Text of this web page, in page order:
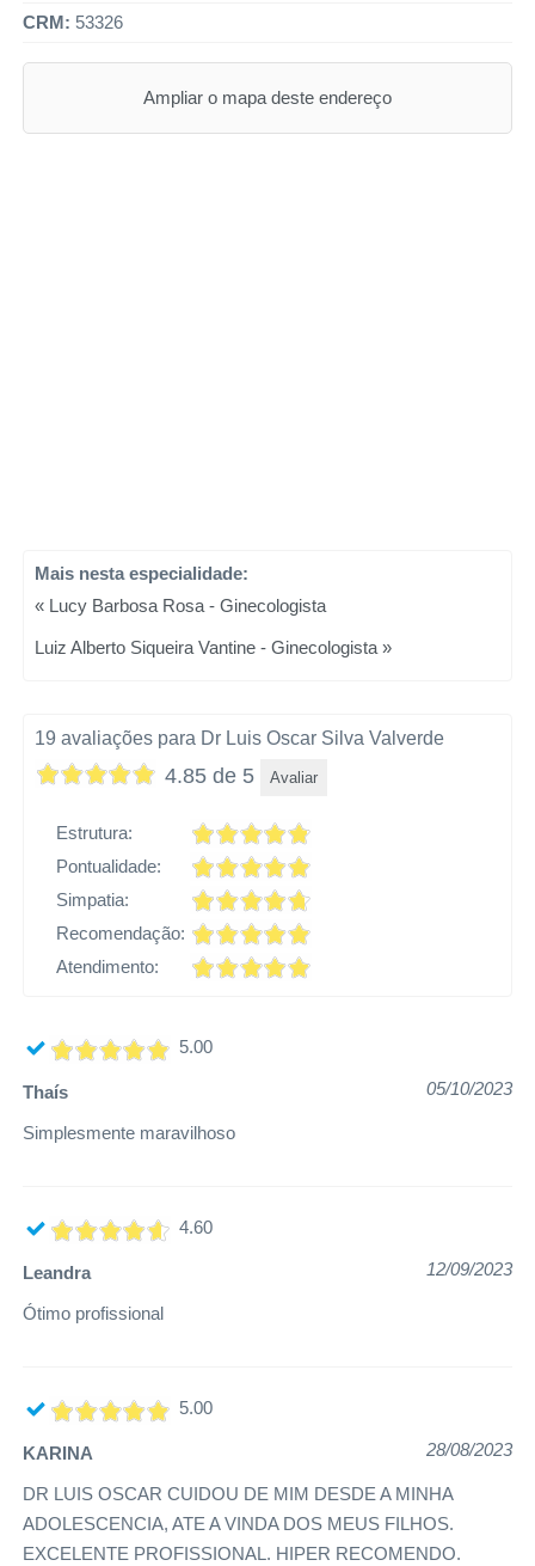
CRM: 53326
Ampliar o mapa deste endereço
Mais nesta especialidade:
« Lucy Barbosa Rosa - Ginecologista
Luiz Alberto Siqueira Vantine - Ginecologista »
19 avaliações para Dr Luis Oscar Silva Valverde
4.85 de 5 Avaliar
Estrutura:
Pontualidade:
Simpatia:
Recomendação:
Atendimento:
5.00
Thaís 05/10/2023
Simplesmente maravilhoso
4.60
Leandra 12/09/2023
Ótimo profissional
5.00
KARINA 28/08/2023
DR LUIS OSCAR CUIDOU DE MIM DESDE A MINHA
ADOLESCENCIA, ATE A VINDA DOS MEUS FILHOS.
EXCELENTE PROFISSIONAL. HIPER RECOMENDO.